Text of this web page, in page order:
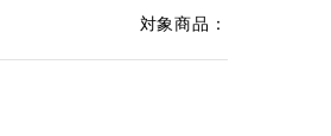
対象商品：